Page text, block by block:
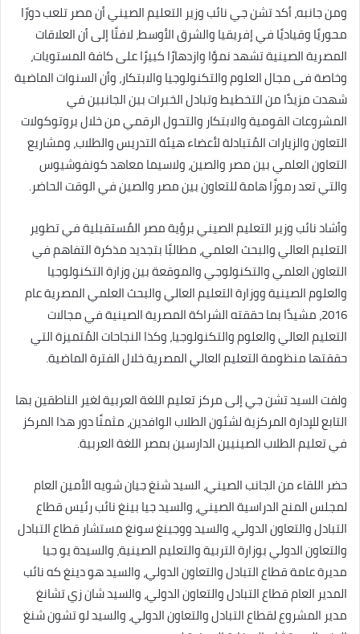
ومن جانبه، أكد تشن جي نائب وزير التعليم الصيني أن مصر تلعب دورًا
محوريًا وقياديًا في إفريقيا والشرق الأوسط، لافتًا إلى أن العلاقات
المصرية الصينية تشهد نموًا وازدهارًا كبيرًا على كافة المستويات،
وخاصة فى مجال العلوم والتكنولوجيا والابتكار، وأن السنوات الماضية
شهدت مزيدًا من التخطيط وتبادل الخبرات بين الجانبين في
المشروعات القومية والابتكار والتحول الرقمي من خلال بروتوكولات
التعاون والزيارات المُتبادلة لأعضاء هيئة التدريس والطلاب، ومشاريع
التعاون العلمي بين مصر والصين، ولاسيما معاهد كونفوشيوس
والتي تعد رموزًا هامة للتعاون بين مصر والصين في الوقت الحاضر.
وأشاد نائب وزير التعليم الصيني برؤية مصر المُستقبلية في تطوير
التعليم العالي والبحث العلمي، مطالبًا بتجديد مذكرة التفاهم في
التعاون العلمي والتكنولوجي والموقعة بين وزارة التكنولوجيا
والعلوم الصينية ووزارة التعليم العالي والبحث العلمي المصرية عام
2016، مشيدًا بما حققته الشراكة المصرية الصينية في مجالات
التعليم العالي والعلوم والتكنولوجيا، وكذا النجاحات المُتميزة التي
حققتها منظومة التعليم العالي المصرية خلال الفترة الماضية.
ولفت السيد تشن جي إلى مركز تعليم اللغة العربية لغير الناطقين بها
التابع للإدارة المركزية لشئون الطلاب الوافدين، مثمنًا دور هذا المركز
في تعليم الطلاب الصينيين الدارسين بمصر اللغة العربية.
حضر اللقاء من الجانب الصيني، السيد شنغ جيان شويه الأمين العام
لمجلس المنح الدراسية الصيني، والسيد جيا بينغ نائب رئيس قطاع
التبادل والتعاون الدولي، والسيد ووجينغ سونغ مستشار قطاع التبادل
والتعاون الدولي بوزارة التربية والتعليم الصينية، والسيدة يو جيا
مديرة عامة قطاع التبادل والتعاون الدولي، والسيد هو دينغ كه نائب
المدير العام قطاع التبادل والتعاون الدولي، والسيد شان زي تشانغ
مدير المشروع لقطاع التبادل والتعاون الدولي، والسيد لو تشون شنغ